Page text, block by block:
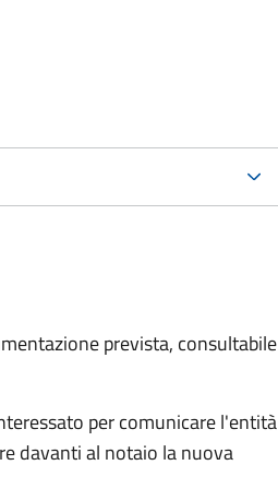
prevista, consultabile
per comunicare l'entità
davanti al notaio la nuova